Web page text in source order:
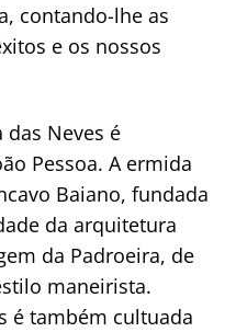
contando-lhe as
e os nossos
das Neves é
Pessoa. A ermida
Baiano, fundada
da arquitetura
da Padroeira, de
maneirista.
é também cultuada